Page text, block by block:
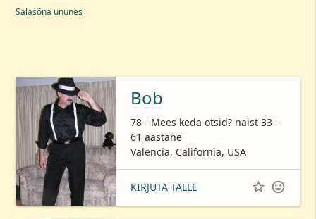
Salasõna ununes
Bob
78 - Mees keda otsid? naist 33 -
61 aastane
Valencia, California, USA
KIRJUTA TALLE  